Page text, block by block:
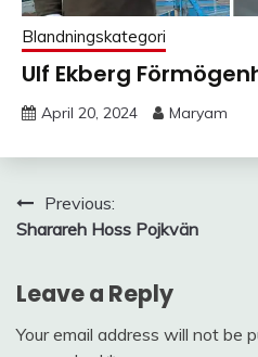
Blandningskategori
Ulf Ekberg
April 20, 2024 Maryam
Post
navigation
Previous:
Sharareh Hoss Pojkvän
Leave a Reply
Your email address will not be